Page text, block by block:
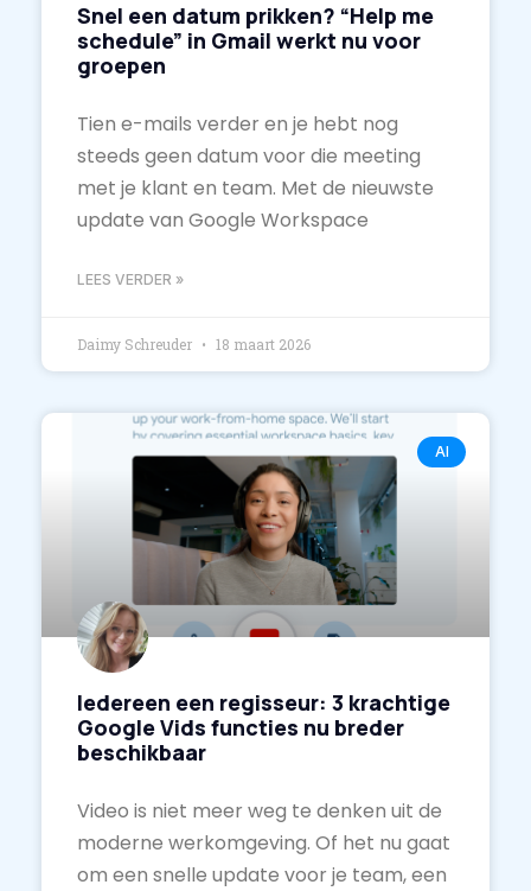
Snel een datum prikken? “Help me
schedule” in Gmail werkt nu voor
groepen
Tien e-mails verder en je hebt nog
steeds geen datum voor die meeting
met je klant en team. Met de nieuwste
update van Google Workspace
LEES VERDER »
Daimy Schreuder 18 maart 2026
AI
Iedereen een regisseur: 3 krachtige
Google Vids functies nu breder
beschikbaar
Video is niet meer weg te denken uit de
moderne werkomgeving. Of het nu gaat
om een snelle update voor je team, een